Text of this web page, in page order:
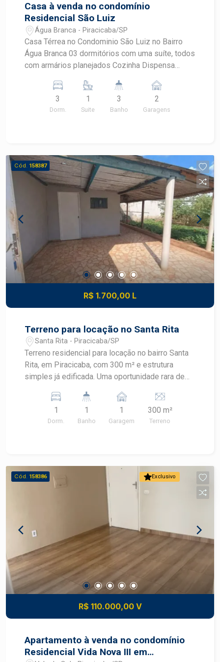
Casa à venda no condomínio
Residencial São Luiz
Água Branca - Piracicaba/SP
Casa Térrea no Condominio São Luiz no Bairro
Água Branca 03 dormitórios com uma suíte, todos
com armários planejados Cozinha Dispensa
todos os ambientes Garagem para dois carros
cobertos Piscina, área gourmet, Fino acabamento
Localização privilegiada no condomínio.
3
Dorm.
1
Suite
3
Banho
2
Garagens
Cód. 158387
R$ 1.700,00 L
Terreno para locação no Santa Rita
Santa Rita - Piracicaba/SP
Terreno residencial para locação no bairro Santa
Rita, em Piracicaba, com 300 m² e estrutura
simples já edificada. Uma oportunidade rara de
arborizada de Piracicaba, ideal para quem busca
espaço e flexibilidade de uso.
CARACTERÍSTICAS DO IMÓVEL - Área do
IMÓVEL - Terreno amplo de 300 m² em bairro
residencial consolidado - Possibilidade de uso
do espaço livre para horta, lazer ou ampliação -
Estrutura básica pronta para moradia enquanto se
aproveita a área externa - Locação rara de terreno
com edificação no Santa Rita - Bairro com perfil
tranquilo e bom índice de arborização
1
Dorm.
1
Banho
1
Garagem
300 m²
Terreno
Exclusivo
Cód. 158386
R$ 110.000,00 V
Apartamento à venda no condomínio
Residencial Vida Nova III em